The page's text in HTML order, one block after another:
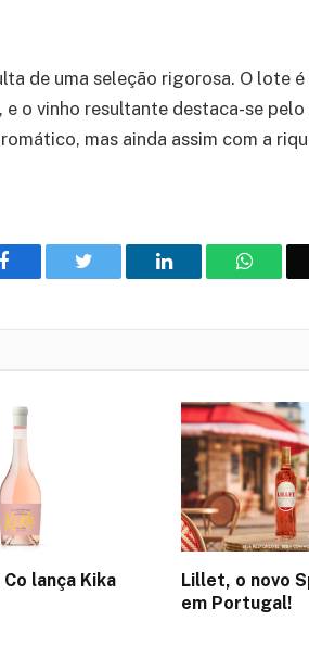
de uma seleção rigorosa. O lote
o vinho resultante destaca-se
mas ainda assim com a
Facebook Twitter
O
lança Kika
Lillet, o novo
em Portugal!